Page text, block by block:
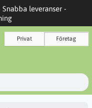
leveranser -
Privat Företag